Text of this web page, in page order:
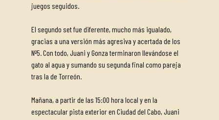
juegos seguidos.
El segundo set fue diferente, mucho más igualado,
gracias a una versión más agresiva y acertada de los
Nº5. Con todo, Juani y Gonza terminaron llevándose el
gato al agua y sumando su segunda final como pareja
tras la de Torreón.
Mañana, a partir de las 15:00 hora local y en la
espectacular pista exterior en Ciudad del Cabo, Juani